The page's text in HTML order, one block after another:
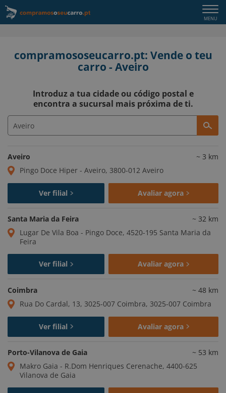
MENU
compramososeucarro.pt: Vende o teu
carro - Aveiro
Introduz a tua cidade ou código postal e
encontra a sucursal mais próxima de ti.
Aveiro ~ 3 km
Pingo Doce Hiper - Aveiro, 3800-012 Aveiro
Ver filial Avaliar agora
Santa Maria da Feira ~ 32 km
Lugar De Vila Boa - Pingo Doce, 4520-195 Santa Maria da
Feira
Ver filial Avaliar agora
Coimbra ~ 48 km
Rua Do Cardal, 13, 3025-007 Coimbra, 3025-007 Coimbra
Ver filial Avaliar agora
Porto-Vilanova de Gaia ~ 53 km
Makro Gaia - R.Dom Henriques Cerenache, 4400-625
Vilanova de Gaia